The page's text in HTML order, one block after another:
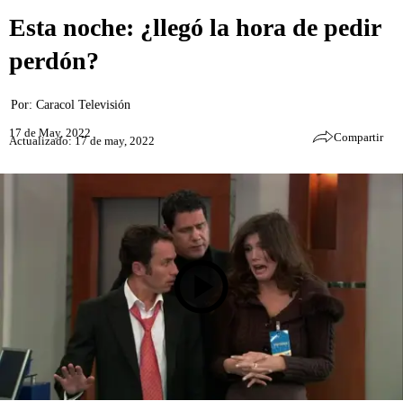
Esta noche: ¿llegó la hora de pedir
perdón?
Por: Caracol Televisión
17 de May, 2022
Actualizado: 17 de may, 2022 Compartir